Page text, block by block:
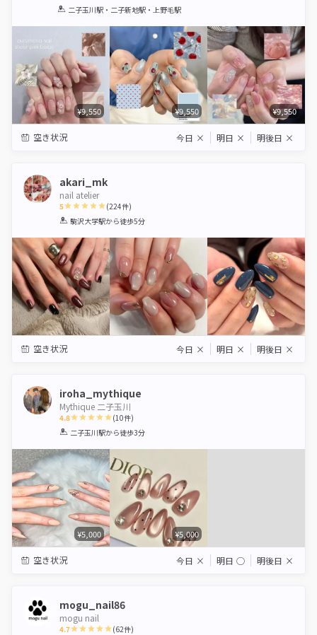
1 2 3 4 5
二子玉川駅・二子新地駅・上野毛駅
¥9,550 ¥9,550 ¥9,550
空き状況 今日 × 明日 × 明後日 ×
akari_mk
nail atelier
5
1 2 3 4 5
(224件)
駒沢大学駅から徒歩5分
空き状況 今日 × 明日 × 明後日 ×
iroha_mythique
Mythique 二子玉川
4.8
1 2 3 4 5
(10件)
二子玉川駅から徒歩3分
¥5,000 ¥5,000
空き状況 今日 × 明日 ◯ 明後日 ×
mogu_nail86
mogu nail
4.7 (62件)